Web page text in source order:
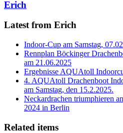
Erich
Latest from Erich
Indoor-Cup am Samstag,
Rennplan Böckinger
am 21.06.2025
Ergebnisse AQUAtoll
4. AQUAtoll Drachenboot
am Samstag, den 15.2.2025.
Neckardrachen triumphieren
2024 in Berlin
Related items